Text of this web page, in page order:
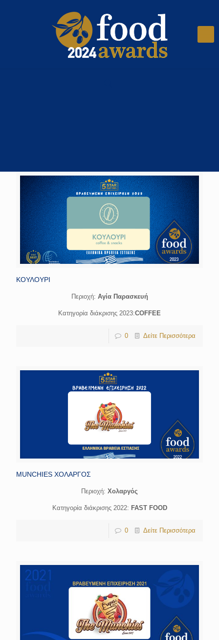
ΚΟΥΛΟΥΡΙ
Περιοχή: Αγία Παρασκευή
Κατηγορία διάκρισης 2023:COFFEE
0 Δείτε Περισσότερα
MUNCHIES ΧΟΛΑΡΓΟΣ
Περιοχή: Χολαργός
Κατηγορία διάκρισης 2022: FAST FOOD
0 Δείτε Περισσότερα